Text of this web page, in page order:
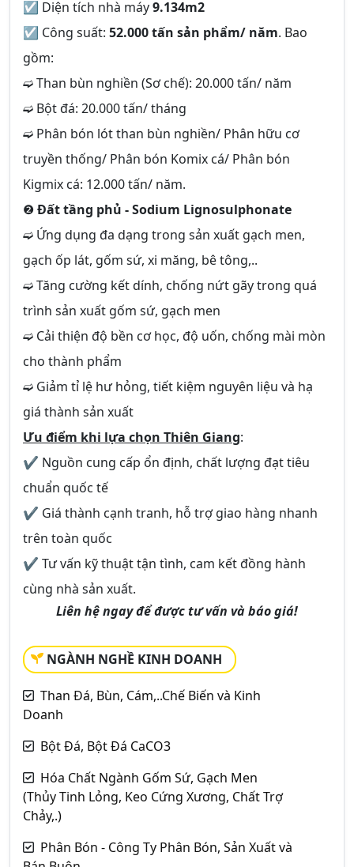
☑ Diện tích nhà máy9.134m2
☑ Công suất: 52.000 tấn sản phẩm/ năm. Bao
gồm:
➫ Than bùn nghiền (Sơ chế): 20.000 tấn/ năm
➫ Bột đá: 20.000 tấn/ tháng
➫ Phân bón lót than bùn nghiền/ Phân hữu cơ
truyền thống/ Phân bón Komix cá/ Phân bón
Kigmix cá: 12.000 tấn/ năm.
❷Đất tầng phủ - Sodium Lignosulphonate
➫ Ứng dụng đa dạng trong sản xuất gạch men,
gạch ốp lát, gốm sứ, xi măng, bê tông,..
➫ Tăng cường kết dính, chống nứt gãy trong quá
trình sản xuất gốm sứ, gạch men
➫ Cải thiện độ bền cơ học, độ uốn, chống mài mòn
cho thành phẩm
➫ Giảm tỉ lệ hư hỏng, tiết kiệm nguyên liệu và hạ
giá thành sản xuất
Ưu điểm khi lựa chọn Thiên Giang:
✔ Nguồn cung cấp ổn định, chất lượng đạt tiêu
chuẩn quốc tế
✔ Giá thành cạnh tranh, hỗ trợ giao hàng nhanh
trên toàn quốc
✔ Tư vấn kỹ thuật tận tình, cam kết đồng hành
cùng nhà sản xuất.
Liên hệ ngay để được tư vấn và báo giá!
NGÀNH NGHỀ KINH DOANH
Than Đá, Bùn, Cám,..Chế Biến và Kinh
Doanh
Bột Đá, Bột Đá CaCO3
Hóa Chất Ngành Gốm Sứ, Gạch Men
(Thủy Tinh Lỏng, Keo Cứng Xương, Chất Trợ
Chảy,.)
Phân Bón - Công Ty Phân Bón, Sản Xuất và